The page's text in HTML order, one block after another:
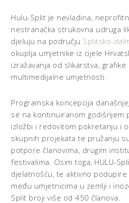
Hulu-Split je nevladina,
nestranačka strukovna udruga
djeluju na području Splitsko-
okuplja umjetnike iz cijele
izražavanja od slikarstva,
multimedijalne umjetnosti.
Programska koncepcija
se na kontinuiranom godišnjem
izložbi i redovitom pokretanju i
skupnih projekata te pružanju
potpore članovima, drugim
festivalima. Osim toga, HULU-
djelatnošću, te aktivno
među umjetnicima u zemlji i
Split broji više od 450 članova.